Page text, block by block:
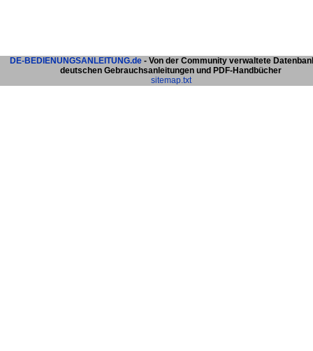
DE-BEDIENUNGSANLEITUNG.de - Von der Community verwaltete
deutschen Gebrauchsanleitungen und PDF-Handbücher
sitemap.txt